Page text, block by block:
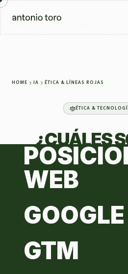
WEB
GTM
HOME IA ÉTICA & LÍNEAS ROJAS
ÉTICA &
¿CUÁLES
LÍNEAS
Crónica y valoración
Encuentro Tecnológico de
un análisis sobre límites,